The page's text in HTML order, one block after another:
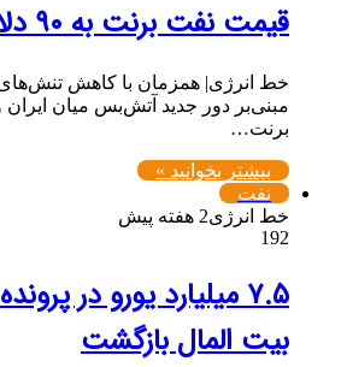
قیمت نفت برنت به ۹۰ دلار سقوط کرد
خط انرژی| همزمان با کاهش تنش‌های
مبنی‌بر دور جدید آتش‌بس میان ایران
برنت…
بیشتر بخوانید »
نفت
خط انرژی2 هفته پیش
192
۷.۵ میلیارد یورو در
بیت المال بازگشت